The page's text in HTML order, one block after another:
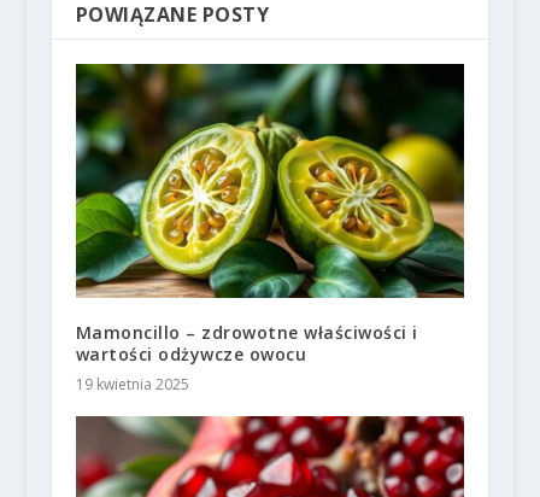
POWIĄZANE POSTY
Mamoncillo – zdrowotne właściwości i
wartości odżywcze owocu
19 kwietnia 2025